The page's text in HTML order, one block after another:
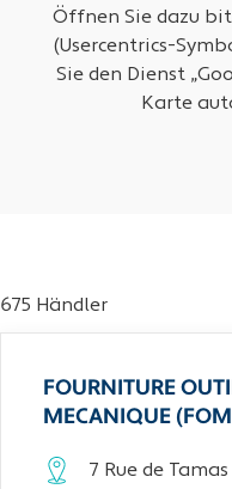
Öffnen Sie dazu
(Usercentrics-
Sie den Dienst
Karte
675 Händler
FOURNITURE
MECANIQUE
7 Rue de Tamas